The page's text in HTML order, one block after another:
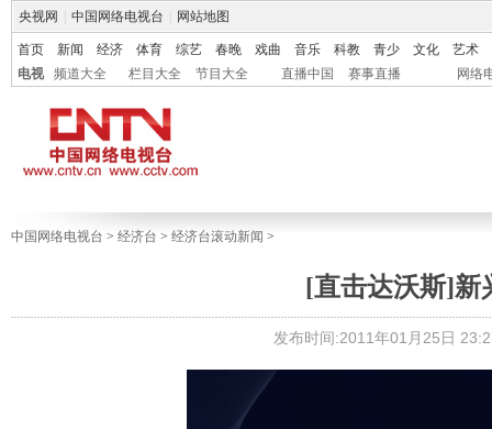
央视网 中国网络电视台 网站地图
首页 新闻 经济 体育 综艺 春晚 戏曲 音乐 科教 青少 文化
艺术
电视
频道大全 栏目大全 节目大全 直播中国 赛事直播 网络
中国网络电视台 > 经济台 > 经济台滚动新闻 >
[直击达沃斯]新
发布时间:2011年01月25日